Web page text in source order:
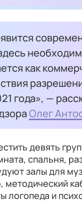
как
года», —
Олег
девять
спальня,
залы для
логопеда и